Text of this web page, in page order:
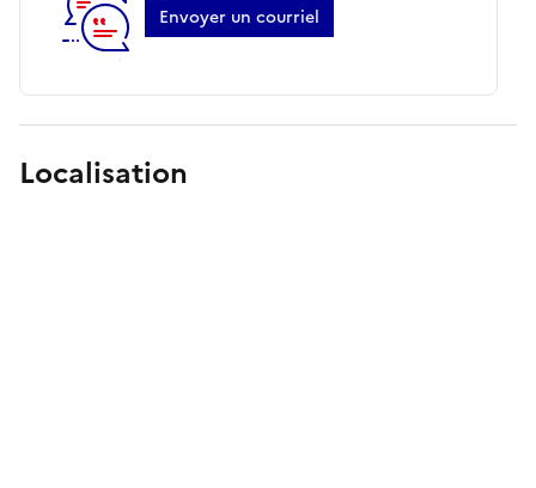
Envoyer un courriel
Localisation